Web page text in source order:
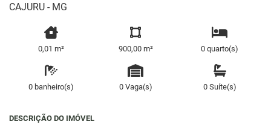
CAJURU - MG
0,01 m² 900,00 m² 0 quarto(s)
0 banheiro(s) 0 Vaga(s) 0 Suíte(s)
DESCRIÇÃO DO IMÓVEL